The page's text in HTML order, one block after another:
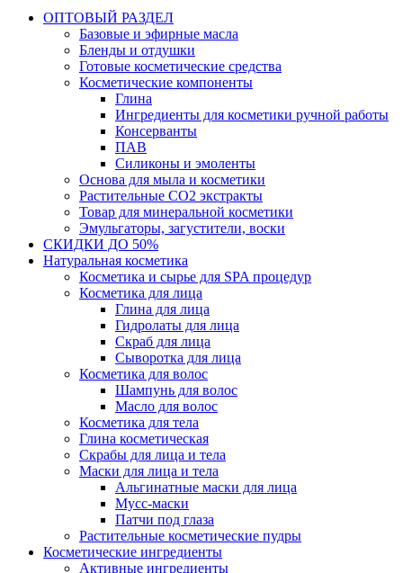
ОПТОВЫЙ РАЗДЕЛ
Базовые и эфирные масла
Бленды и отдушки
Готовые косметические средства
Косметические компоненты
Глина
Ингредиенты для косметики ручной работы
Консерванты
ПАВ
Силиконы и эмоленты
Основа для мыла и косметики
Растительные СО2 экстракты
Товар для минеральной косметики
Эмульгаторы, загустители, воски
СКИДКИ ДО 50%
Натуральная косметика
Косметика и сырье для SPA процедур
Косметика для лица
Глина для лица
Гидролаты для лица
Скраб для лица
Сыворотка для лица
Косметика для волос
Шампунь для волос
Масло для волос
Косметика для тела
Глина косметическая
Скрабы для лица и тела
Маски для лица и тела
Альгинатные маски для лица
Мусс-маски
Патчи под глаза
Растительные косметические пудры
Косметические ингредиенты
Активные ингредиенты